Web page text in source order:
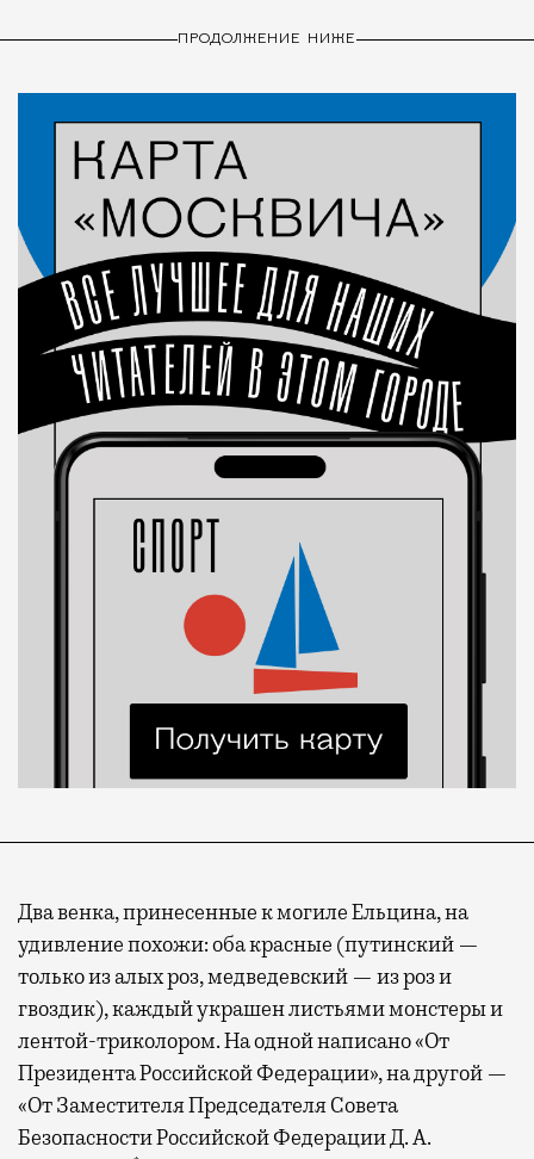
ПРОДОЛЖЕНИЕ НИЖЕ
Два венка, принесенные к могиле Ельцина, на
удивление похожи: оба красные (путинский —
только из алых роз, медведевский — из роз и
гвоздик), каждый украшен листьями монстеры и
лентой-триколором. На одной написано «От
Президента Российской Федерации», на другой —
«От Заместителя Председателя Совета
Безопасности Российской Федерации Д. А.